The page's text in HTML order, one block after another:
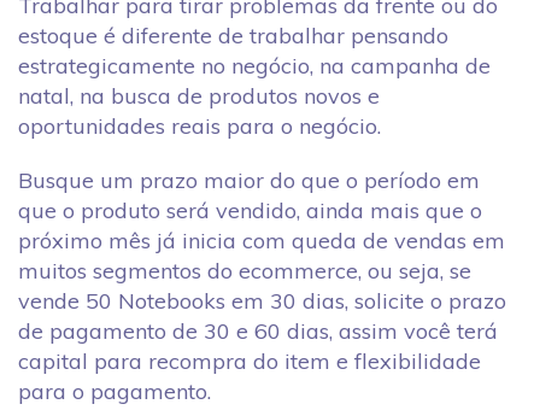
estoque é diferente de trabalhar pensando
estrategicamente no negócio, na campanha de
natal, na busca de produtos novos e
oportunidades reais para o negócio.
Busque um prazo maior do que o período em
que o produto será vendido, ainda mais que o
próximo mês já inicia com queda de vendas em
muitos segmentos do ecommerce, ou seja, se
vende 50 Notebooks em 30 dias, solicite o prazo
de pagamento de 30 e 60 dias, assim você terá
capital para recompra do item e flexibilidade
para o pagamento.